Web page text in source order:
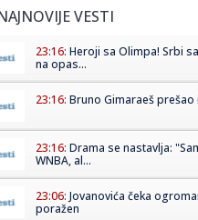
VESTI
23:16: Heroji sa Olimpa! Srbi
na opas...
23:16: Bruno Gimaraeš prešao
23:16: Drama se nastavlja:
WNBA, al...
23:06: Jovanovića čeka
poražen